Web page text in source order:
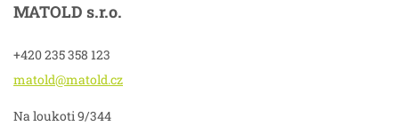
MATOLD s.r.o.
+420 235 358 123
matold@matold.cz
Na loukoti 9/344